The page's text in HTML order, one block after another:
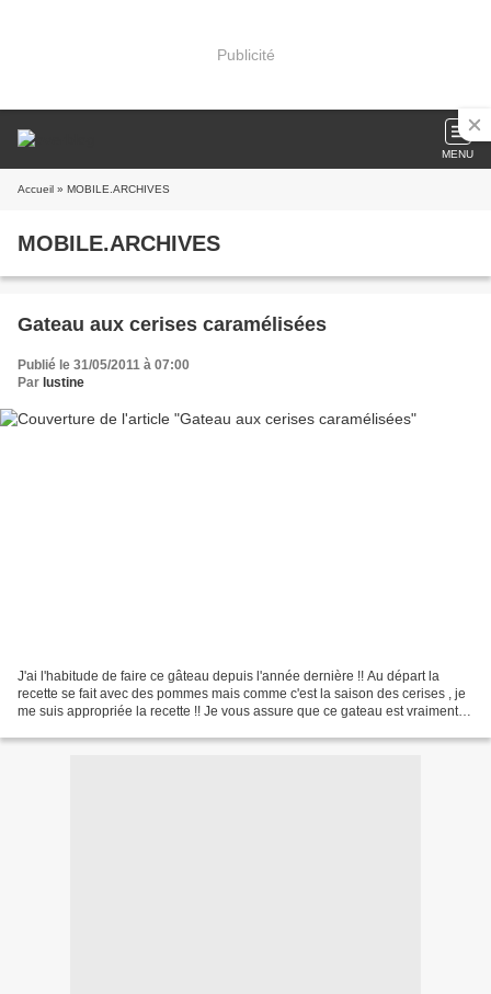
Publicité
MENU
Accueil » MOBILE.ARCHIVES
MOBILE.ARCHIVES
Gateau aux cerises caramélisées
Publié le 31/05/2011 à 07:00
Par lustine
J'ai l'habitude de faire ce gâteau depuis l'année dernière !! Au départ la
recette se fait avec des pommes mais comme c'est la saison des cerises , je
me suis appropriée la recette !! Je vous assure que ce gateau est vraiment